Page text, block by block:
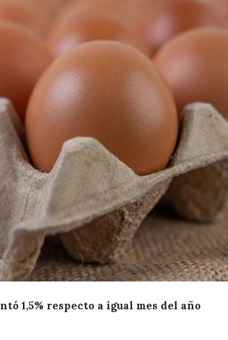
1,5% respecto a igual mes del año